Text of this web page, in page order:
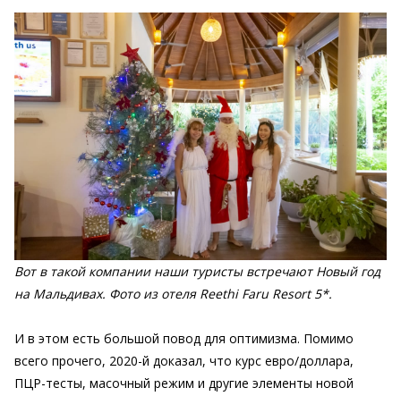
Вот в такой компании наши туристы встречают Новый год
на Мальдивах. Фото из отеля Reethi Faru Resort 5*.
И в этом есть большой повод для оптимизма. Помимо
всего прочего, 2020-й доказал, что курс евро/доллара,
ПЦР-тесты, масочный режим и другие элементы новой